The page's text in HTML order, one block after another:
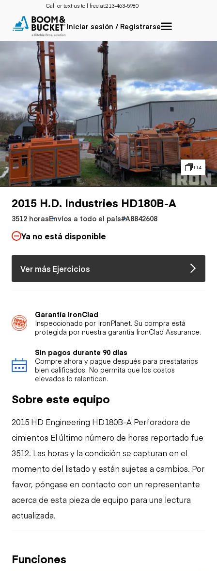
Call or text us toll free at:213-463-5980
Iniciar sesión / Registrarse
114
2015 H.D. Industries HD180B-A
3512 horasEnvíos a todo el país#A8842608
Ya no está disponible
Ver más Ejercicios
Garantía IronClad
Inspeccionado por IronPlanet. Su compra está
protegida por nuestra garantía IronClad Assurance.
Sin pagos durante 90 días
Compre ahora y pague después para prestatarios
bien calificados. No permita que los costos
elevados lo ralenticen.
Sobre este equipo
2015 HD Engineering HD180B-A Perforadora de
cimientos El último número de horas reportado fue
3512. Las horas y la condición se capturan en el
momento del listado y están sujetas a cambios. Por
favor, póngase en contacto con un representante
acerca de esta pieza de equipo para una lectura
actualizada.
Funciones